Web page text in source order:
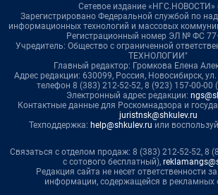
Сетевое издание «НГС.НОВОСТИ»
Зарегистрировано Федеральной службой по
информационных технологий и массовых
Регистрационный номер ЭЛ № ФС
Учредитель: Общество с ограниченной
ТЕХНОЛОГИИ"
Главный редактор: Громкова Елена
Адрес редакции: 630099, Россия, Новосибирск,
телефон 8 (383) 212-52-52, 8 (923) 157-00-00
Электронный адрес редакции:
Контактные данные для Роскомнадзора и
juristnsk@shkulev.ru
Техподдержка: help@shkulev.ru или
Связаться с отделом продаж: 8 (383) 212-52-52, 8
с сотового бесплатный),
Редакция сайта не несет ответственности
информации, содержащейся в рекламных